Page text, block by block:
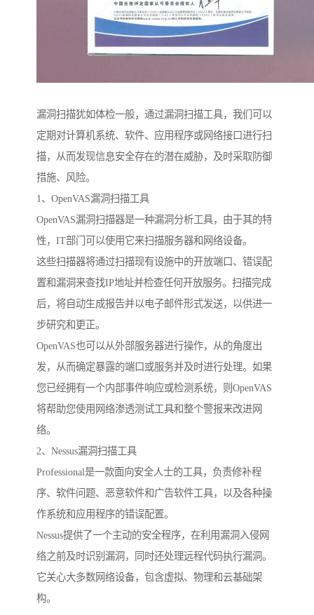
漏洞扫描犹如体检一般，通过漏洞扫描工具，我们可以
定期对计算机系统、软件、应用程序或网络接口进行扫
描，从而发现信息安全存在的潜在威胁，及时采取防御
措施、风险。
1、OpenVAS漏洞扫描工具
OpenVAS漏洞扫描器是一种漏洞分析工具，由于其的特
性，IT部门可以使用它来扫描服务器和网络设备。
这些扫描器将通过扫描现有设施中的开放端口、错误配
置和漏洞来查找IP地址并检查任何开放服务。扫描完成
后，将自动生成报告并以电子邮件形式发送，以供进一
步研究和更正。
OpenVAS也可以从外部服务器进行操作，从的角度出
发，从而确定暴露的端口或服务并及时进行处理。如果
您已经拥有一个内部事件响应或检测系统，则OpenVAS
将帮助您使用网络渗透测试工具和整个警报来改进网
络。
2、Nessus漏洞扫描工具
Professional是一款面向安全人士的工具，负责修补程
序、软件问题、恶意软件和广告软件工具，以及各种操
作系统和应用程序的错误配置。
Nessus提供了一个主动的安全程序，在利用漏洞入侵网
络之前及时识别漏洞，同时还处理远程代码执行漏洞。
它关心大多数网络设备，包含虚拟、物理和云基础架
构。